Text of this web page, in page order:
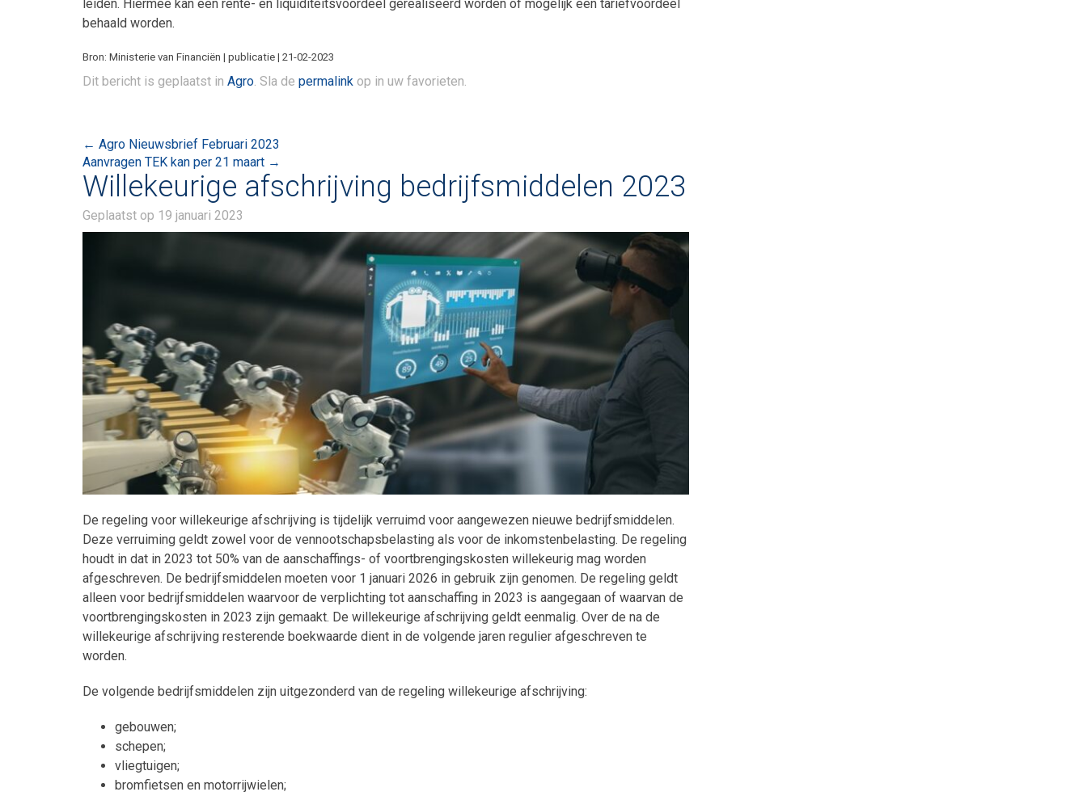
leiden. Hiermee kan een rente- en liquiditeitsvoordeel gerealiseerd worden of mogelijk een tariefvoordeel
behaald worden.
Bron: Ministerie van Financiën | publicatie | 21-02-2023
Dit bericht is geplaatst in Agro. Sla de permalink op in uw favorieten.
Bericht
navigatie
← Agro Nieuwsbrief Februari 2023
Aanvragen TEK kan per 21 maart →
Willekeurige afschrijving bedrijfsmiddelen 2023
Geplaatst op 19 januari 2023
De regeling voor willekeurige afschrijving is tijdelijk verruimd voor aangewezen nieuwe bedrijfsmiddelen.
Deze verruiming geldt zowel voor de vennootschapsbelasting als voor de inkomstenbelasting. De regeling
houdt in dat in 2023 tot 50% van de aanschaffings- of voortbrengingskosten willekeurig mag worden
afgeschreven. De bedrijfsmiddelen moeten voor 1 januari 2026 in gebruik zijn genomen. De regeling geldt
alleen voor bedrijfsmiddelen waarvoor de verplichting tot aanschaffing in 2023 is aangegaan of waarvan de
voortbrengingskosten in 2023 zijn gemaakt. De willekeurige afschrijving geldt eenmalig. Over de na de
willekeurige afschrijving resterende boekwaarde dient in de volgende jaren regulier afgeschreven te
worden.
De volgende bedrijfsmiddelen zijn uitgezonderd van de regeling willekeurige afschrijving:
gebouwen;
schepen;
vliegtuigen;
bromfietsen en motorrijwielen;